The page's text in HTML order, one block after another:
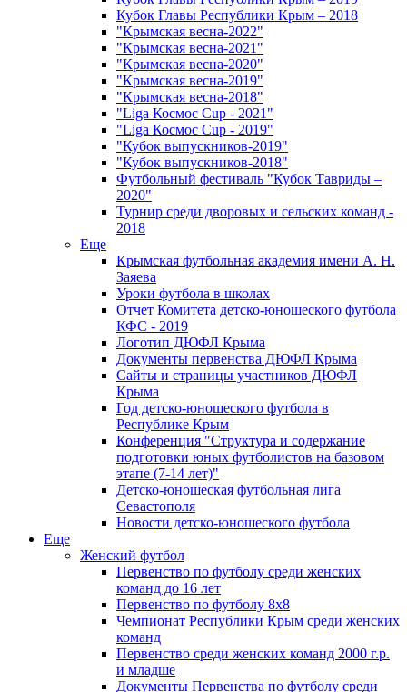
Кубок Главы Республики Крым – 2018
"Крымская весна-2022"
"Крымская весна-2021"
"Крымская весна-2020"
"Крымская весна-2019"
"Крымская весна-2018"
"Liga Космос Cup - 2021"
"Liga Космос Cup - 2019"
"Кубок выпускников-2019"
"Кубок выпускников-2018"
Футбольный фестиваль "Кубок Тавриды –
2020"
Турнир среди дворовых и сельских команд -
2018
Еще
Крымская футбольная академия имени А. Н.
Заяева
Уроки футбола в школах
Отчет Комитета детско-юношеского футбола
КФС - 2019
Логотип ДЮФЛ Крыма
Документы первенства ДЮФЛ Крыма
Сайты и страницы участников ДЮФЛ
Крыма
Год детско-юношеского футбола в
Республике Крым
Конференция "Структура и содержание
подготовки юных футболистов на базовом
этапе (7-14 лет)"
Детско-юношеская футбольная лига
Севастополя
Новости детско-юношеского футбола
Еще
Женский футбол
Первенство по футболу среди женских
команд до 16 лет
Первенство по футболу 8х8
Чемпионат Республики Крым среди женских
команд
Первенство среди женских команд 2000 г.р.
и младше
Документы Первенства по футболу среди